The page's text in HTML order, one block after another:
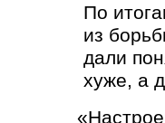
По
из
дали
хуже, а
«